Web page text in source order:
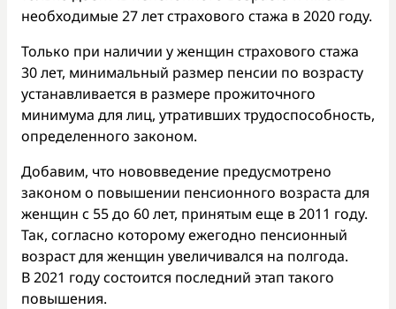
необходимые 27 лет страхового стажа в 2020 году.
Только при наличии у женщин страхового стажа
30 лет, минимальный размер пенсии по возрасту
устанавливается в размере прожиточного
минимума для лиц, утративших трудоспособность,
определенного законом.
Добавим, что нововведение предусмотрено
законом о повышении пенсионного возраста для
женщин с 55 до 60 лет, принятым еще в 2011 году.
Так, согласно которому ежегодно пенсионный
возраст для женщин увеличивался на полгода.
В 2021 году состоится последний этап такого
повышения.